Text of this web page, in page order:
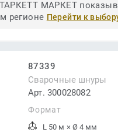
МАРКЕТ
регионе Перейти к
87339
Сварочные шнуры
Арт. 300028082
Формат
L 50 м × Ø 4 мм